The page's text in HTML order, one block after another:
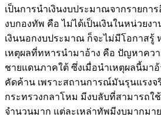
เป็นการนำเงินงบประมาณจากรายกา
งบกองทัพ คือ ไม่ได้เป็นเงินในหน่วยงา
เงินนอกงบประมาณ ก็จะไม่มีโอกาสรู้
เหตุผลที่ทหารนำมาอ้าง คือ ปัญหาคว
ชายแดนภาคใต้ ซึ่งเมื่อนำเหตุผลนี้มา
คัดค้าน เพราะสถานการณ์มันรุนแรงจ
กระทรวงกลาโหม มีงบลับที่สามารถใ
จำนวนมาก แต่ละเหล่าทัพมีงบมากมา